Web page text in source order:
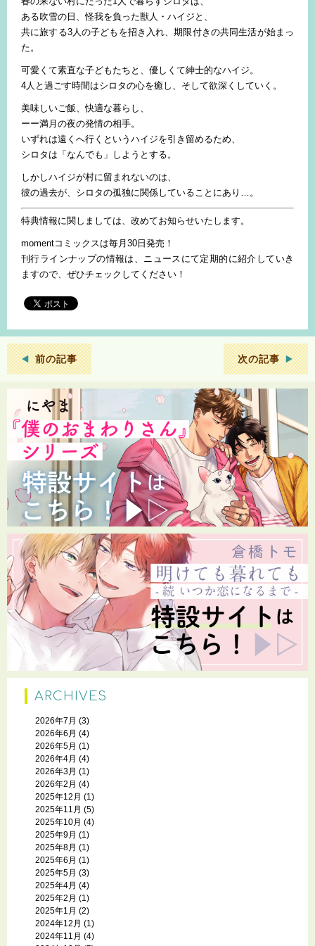
ある吹雪の日、怪我を負った獣人・ハイジと、
共に旅する3人の子どもを招き入れ、期限付きの共同生活が始まっ
た。
可愛くて素直な子どもたちと、優しくて紳士的なハイジ。
4人と過ごす時間はシロタの心を癒し、そして欲深くしていく。
美味しいご飯、快適な暮らし、
ーー満月の夜の発情の相手。
いずれは遠くへ行くというハイジを引き留めるため、
シロタは「なんでも」しようとする。
しかしハイジが村に留まれないのは、
彼の過去が、シロタの孤独に関係していることにあり…。
特典情報に関しましては、改めてお知らせいたします。
momentコミックスは毎月30日発売！
刊行ラインナップの情報は、ニュースにて定期的に紹介していき
ますので、ぜひチェックしてください！
前の記事 次の記事
ARCHIVES
2026年7月 (3)
2026年6月 (4)
2026年5月 (1)
2026年4月 (4)
2026年3月 (1)
2026年2月 (4)
2025年12月 (1)
2025年11月 (5)
2025年10月 (4)
2025年9月 (1)
2025年8月 (1)
2025年6月 (1)
2025年5月 (3)
2025年4月 (4)
2025年2月 (1)
2025年1月 (2)
2024年12月 (1)
2024年11月 (4)